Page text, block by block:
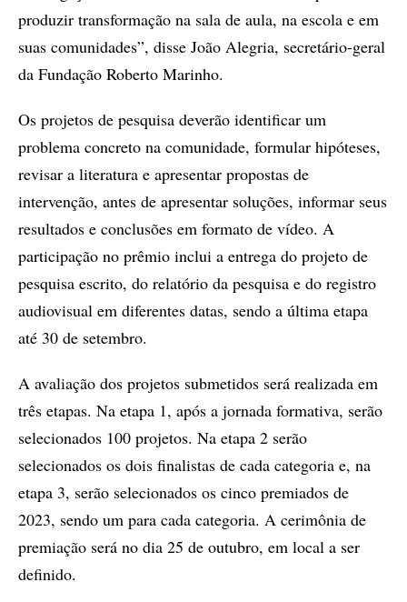
produzir transformação na sala de aula, na escola e em
suas comunidades”, disse João Alegria, secretário-geral
da Fundação Roberto Marinho.
Os projetos de pesquisa deverão identificar um
problema concreto na comunidade, formular hipóteses,
revisar a literatura e apresentar propostas de
intervenção, antes de apresentar soluções, informar seus
resultados e conclusões em formato de vídeo. A
participação no prêmio inclui a entrega do projeto de
pesquisa escrito, do relatório da pesquisa e do registro
audiovisual em diferentes datas, sendo a última etapa
até 30 de setembro.
A avaliação dos projetos submetidos será realizada em
três etapas. Na etapa 1, após a jornada formativa, serão
selecionados 100 projetos. Na etapa 2 serão
selecionados os dois finalistas de cada categoria e, na
etapa 3, serão selecionados os cinco premiados de
2023, sendo um para cada categoria. A cerimônia de
premiação será no dia 25 de outubro, em local a ser
definido.